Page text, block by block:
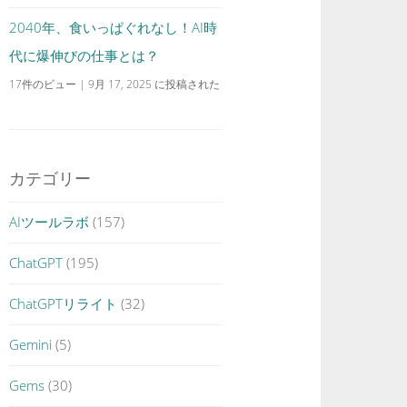
2040年、食いっぱぐれなし！AI時
代に爆伸びの仕事とは？
17件のビュー |9月 17, 2025 に投稿された
カテゴリー
AIツールラボ (157)
ChatGPT (195)
ChatGPTリライト (32)
Gemini (5)
Gems (30)